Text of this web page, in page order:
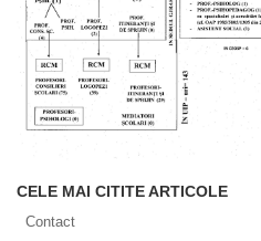
CELE MAI CITITE ARTICOLE
Contact